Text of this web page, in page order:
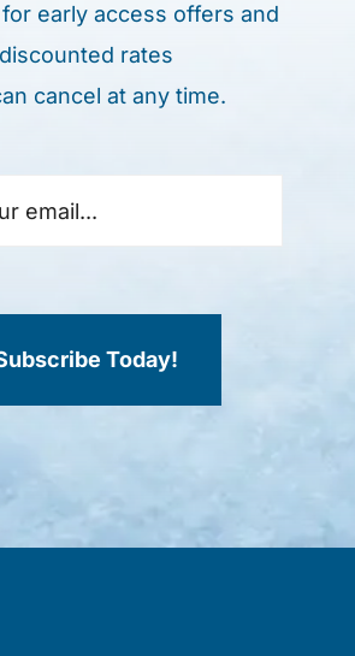
early access offers and
discounted rates
cancel at any time.
Today!